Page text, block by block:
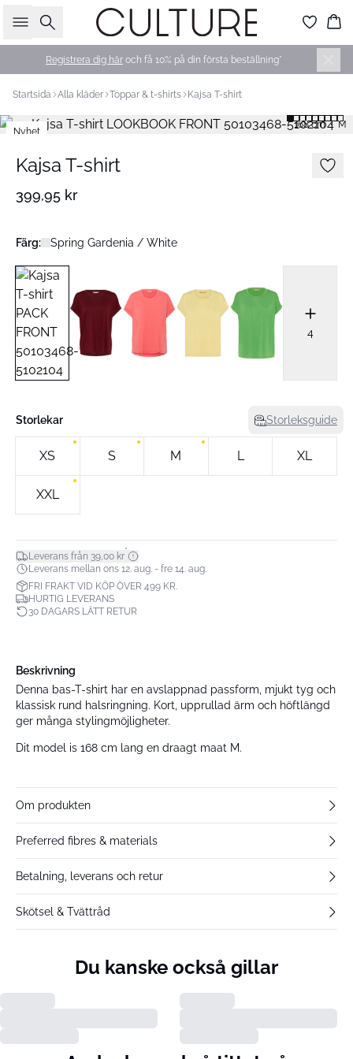
Sök
Registrera dig här och få 10% på din första beställning*
Startsida Alla kläder Toppar & t-shirts Kajsa T-shirt
168 cm • M
Nyhet
Kajsa T-shirt
399,95 kr
Färg: Spring Gardenia / White
4
Storlekar Storleksguide
XS S M L XL
XXL
Leverans från 39,00 kr*
Leverans mellan ons 12. aug. - fre 14. aug.
FRI FRAKT VID KÖP ÖVER 499 KR.
HURTIG LEVERANS
30 DAGARS LÄTT RETUR
Beskrivning
Denna bas-T-shirt har en avslappnad passform, mjukt tyg och
klassisk rund halsringning. Kort, upprullad ärm och höftlängd
ger många stylingmöjligheter.
Dit model is 168 cm lang en draagt maat M.
Om produkten
Preferred fibres & materials
Betalning, leverans och retur
Skötsel & Tvättråd
Du kanske också gillar